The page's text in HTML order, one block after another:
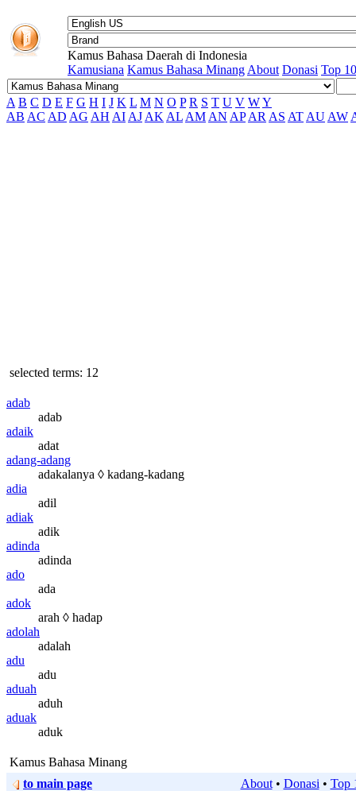
Kamus Bahasa Daerah di Indonesia
Kamusiana Kamus Bahasa Minang About Donasi Top 10
A B C D E F G H I J K L M N O P R S T U V WY
AB AC AD AG AH AI AJ AK AL AM AN AP AR AS AT AU AW
selected terms: 12
adab
adab
adaik
adat
adang-adang
adakalanya ◊ kadang-kadang
adia
adil
adiak
adik
adinda
adinda
ado
ada
adok
arah ◊ hadap
adolah
adalah
adu
adu
aduah
aduh
aduak
aduk
Kamus Bahasa Minang
to main page
About• Donasi • Top